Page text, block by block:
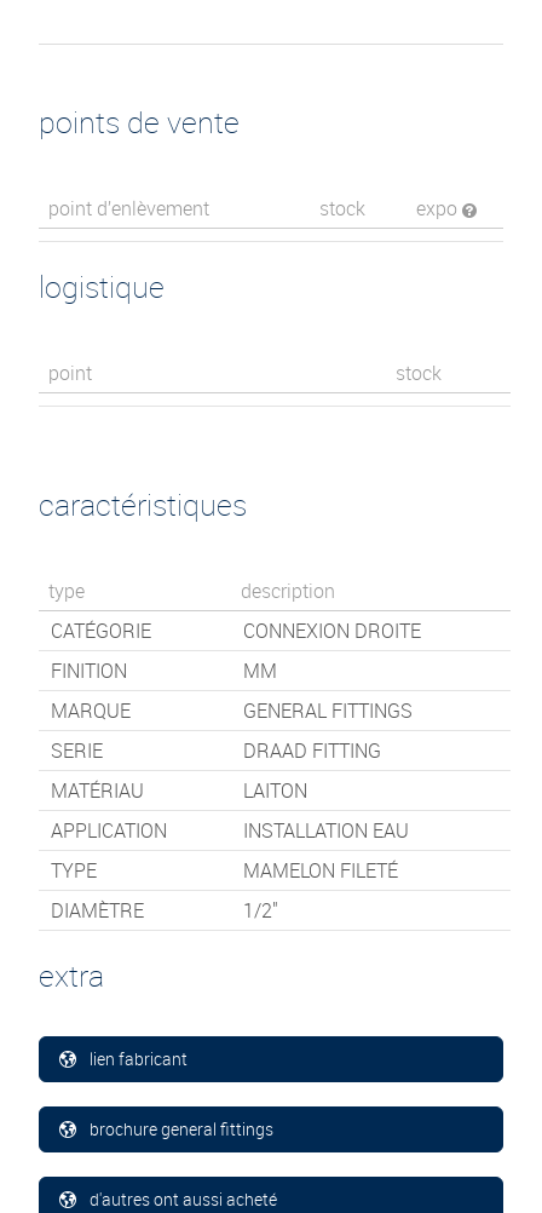
points de vente
point d’enlèvement stock expo
logistique
point stock
caractéristiques
type
description
CATÉGORIE
CONNEXION DROITE
FINITION
MM
MARQUE
GENERAL FITTINGS
SERIE
DRAAD FITTING
MATÉRIAU
LAITON
APPLICATION
INSTALLATION EAU
TYPE
MAMELON FILETÉ
DIAMÈTRE
1/2"
extra
lien fabricant
brochure general fittings
d'autres ont aussi acheté